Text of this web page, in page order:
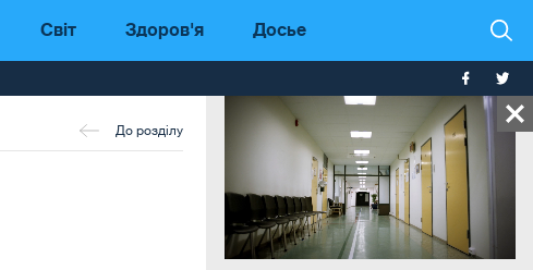
Світ Здоров'я Досье
До розділу